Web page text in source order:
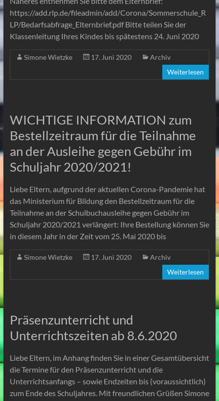
https://add.rlp.de/fileadmin/add/Corona/Sommerschule_R
LP/Bedarfsabfrage_Elternbrief.pdf Bitte teilen Sie der
Klassenleitung Ihres Kindes bis spätestens 24. Juni 2020
Simone Wietzke 17. Juni 2020
Archiv
Weiterlesen
WICHTIGE INFORMATION zum
Bestellzeitraum für die Teilnahme
an der Ausleihe gegen Gebühr im
Schuljahr 2020/2021!
Liebe Eltern, aufgrund der aktuellen Corona-Pandemie hat
das Ministerium für Bildung den Bestellzeitraum für die
Teilnahme an der Schulbuchausleihe gegen Gebühr im
Schuljahr 2020/2021 verlängert: Ihre Bestellung können Sie
in diesem Jahr in der Zeit vom 25. Mai 2020 bis
Simone Wietzke 17. Juni 2020
Archiv
Weiterlesen
Präsenzunterricht und
Unterrichtszeiten ab 8.6.2020
Liebe Eltern, im Anhang finden Sie in einer Gesamtübersicht
die Termine für den Präsenzunterricht und die
Unterrichtsanfangs – sowie Endzeiten bis (voraussichtlich)
zum Ende des Schuljahres. Mit freundlichen Grüßen Simone